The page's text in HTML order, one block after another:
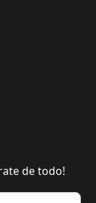
de todo!